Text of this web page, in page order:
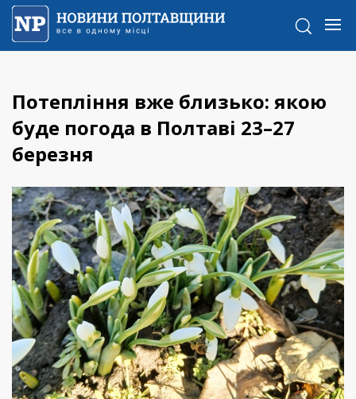
Потепління вже близько: якою
буде погода в Полтаві 23–27
березня